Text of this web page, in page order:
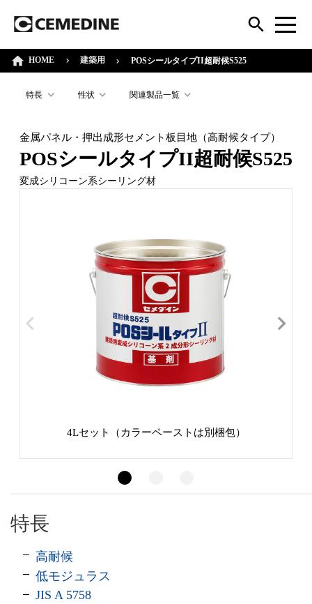
HOME 建築用 POSシールタイプII超耐候S525
特長 性状 関連製品一覧
金属パネル・押出成形セメント板目地（高耐候タイプ）
POSシールタイプII超耐候S525
変成シリコーン系シーリング材
4Lセット（カラーペーストは別梱包）
特長
高耐候
低モジュラス
JIS A 5758